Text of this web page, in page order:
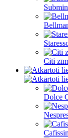
Citi
Dolce